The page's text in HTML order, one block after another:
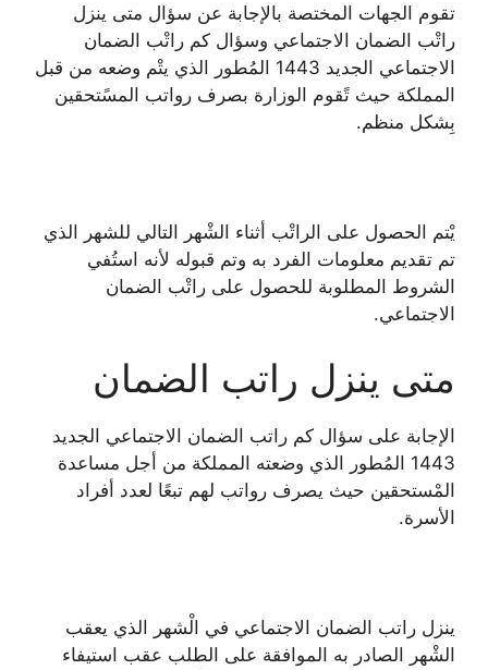
تقوم الجهات المختصة بالإجابة عن سؤال متى ينزل
راتْب الضمان الاجتماعي وسؤال كم راتْب الضمان
الاجتماعي الجديد 1443 المُطور الذي يتْم وضعه من قبل
المملكة حيث تًقوم الوزارة بصرف رواتب المسًتحقين
بِشكل منظم.
يْتم الحصول على الراتْب أثناء الشْهر التالي للشهر الذي
تم تقديم معلومات الفرد به وتم قبوله لأنه استُفي
الشروط المطلوبة للحصول على راتْب الضمان
الاجتماعي.
متى ينزل راتب الضمان
الإجابة على سؤال كم راتب الضمان الاجتماعي الجديد
1443 المُطور الذي وضعته المملكة من أجل مساعدة
المْستحقين حيث يصرف رواتب لهم تبعًا لعدد أفراد
الأسرة.
ينزل راتب الضمان الاجتماعي في الْشهر الذي يعقب
الشْهر الصادر به الموافقة على الطلب عقب استيفاء